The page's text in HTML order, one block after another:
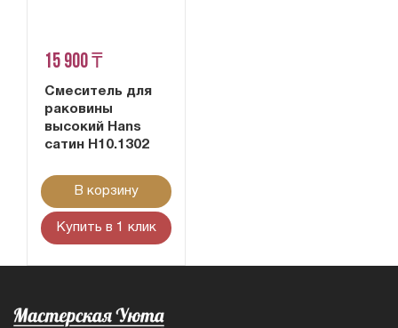
15 900 ₸
Смеситель для
раковины
высокий Hans
сатин H10.1302
В корзину
Купить в 1 клик